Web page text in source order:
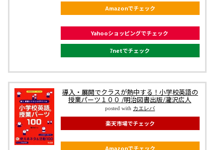
Amazonでチェック
Yahooショッピングでチェック
7netでチェック
導入・展開でクラスが熱中する！小学校英語の
授業パーツ１００ /明治図書出版/瀧沢広人
posted with カエレバ
楽天市場でチェック
Amazonでチェック